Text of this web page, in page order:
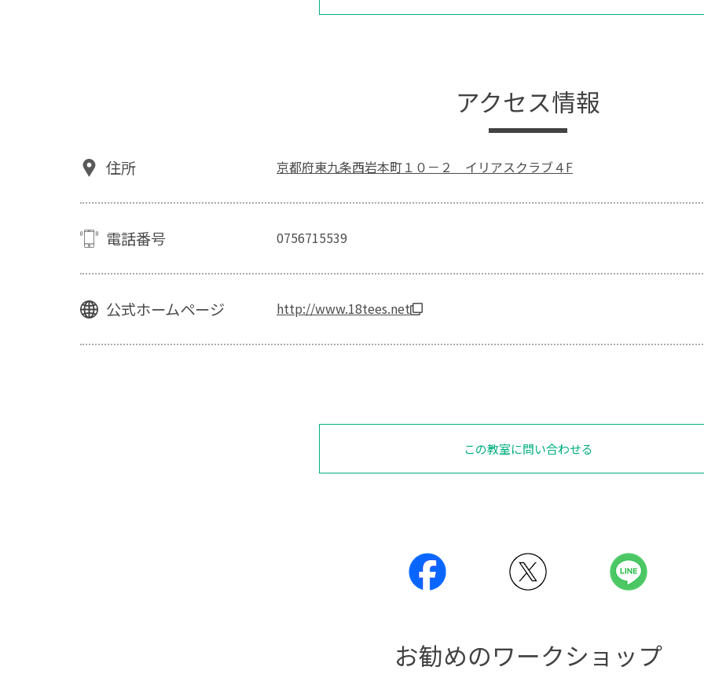
アクセス情報
住所 京都府東九条西岩本町１０－２ イリアスクラブ４F
電話番号 0756715539
公式ホームページ http://www.18tees.net
この教室に問い合わせる
お勧めのワークショップ